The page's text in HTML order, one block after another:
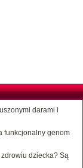
darami i
funkcjonalny genom
dziecka? Są